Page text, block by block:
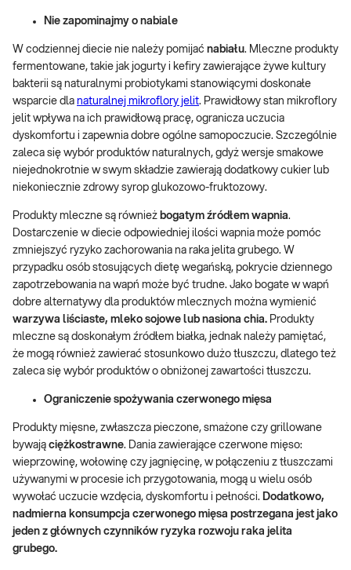
Nie zapominajmy o nabiale
W codziennej diecie nie należy pomijać nabiału. Mleczne produkty
fermentowane, takie jak jogurty i kefiry zawierające żywe kultury
bakterii są naturalnymi probiotykami stanowiącymi doskonałe
wsparcie dla naturalnej mikroflory jelit. Prawidłowy stan mikroflory
jelit wpływa na ich prawidłową pracę, ogranicza uczucia
dyskomfortu i zapewnia dobre ogólne samopoczucie. Szczególnie
zaleca się wybór produktów naturalnych, gdyż wersje smakowe
niejednokrotnie w swym składzie zawierają dodatkowy cukier lub
niekoniecznie zdrowy syrop glukozowo-fruktozowy.
Produkty mleczne są również bogatym źródłem wapnia.
Dostarczenie w diecie odpowiedniej ilości wapnia może pomóc
zmniejszyć ryzyko zachorowania na raka jelita grubego. W
przypadku osób stosujących dietę wegańską, pokrycie dziennego
zapotrzebowania na wapń może być trudne. Jako bogate w wapń
dobre alternatywy dla produktów mlecznych można wymienić
warzywa liściaste, mleko sojowe lub nasiona chia. Produkty
mleczne są doskonałym źródłem białka, jednak należy pamiętać,
że mogą również zawierać stosunkowo dużo tłuszczu, dlatego też
zaleca się wybór produktów o obniżonej zawartości tłuszczu.
Ograniczenie spożywania czerwonego mięsa
Produkty mięsne, zwłaszcza pieczone, smażone czy grillowane
bywają ciężkostrawne. Dania zawierające czerwone mięso:
wieprzowinę, wołowinę czy jagnięcinę, w połączeniu z tłuszczami
używanymi w procesie ich przygotowania, mogą u wielu osób
wywołać uczucie wzdęcia, dyskomfortu i pełności. Dodatkowo,
nadmierna konsumpcja czerwonego mięsa postrzegana jest jako
jeden z głównych czynników ryzyka rozwoju raka jelita
grubego.